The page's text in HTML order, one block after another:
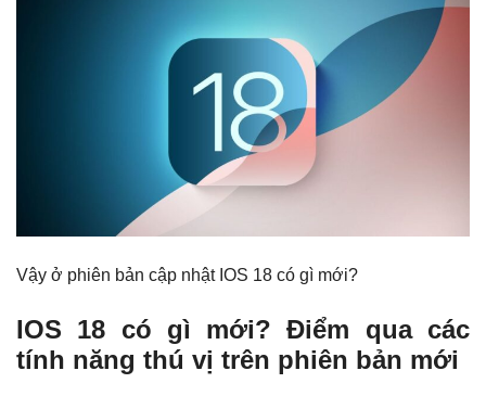
Vậy ở phiên bản cập nhật IOS 18 có gì mới?
IOS 18 có gì mới? Điểm qua các
tính năng thú vị trên phiên bản mới